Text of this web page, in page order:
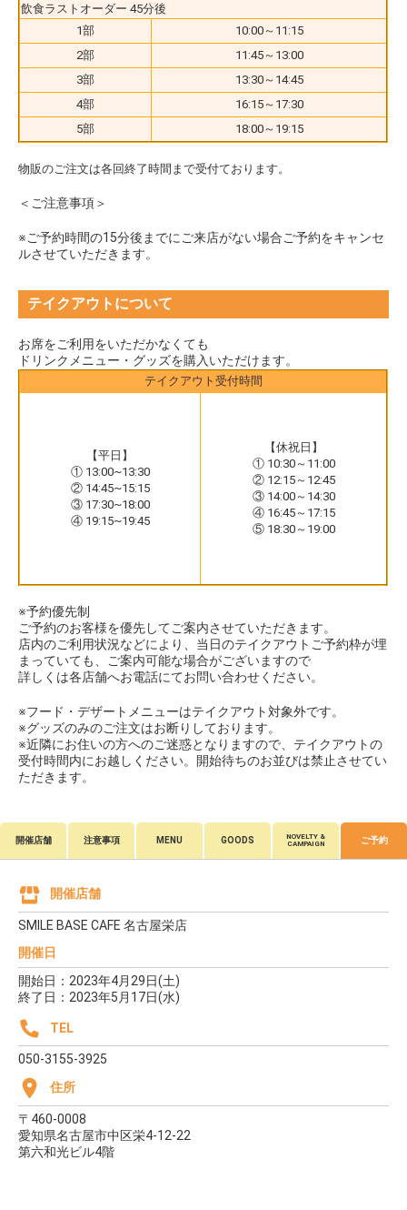
飲食ラストオーダー 45分後
1部
10:00～11:15
2部
11:45～13:00
3部
13:30～14:45
4部
16:15～17:30
5部
18:00～19:15
物販のご注文は各回終了時間まで受付ております。
＜ご注意事項＞
※ご予約時間の15分後までにご来店がない場合ご予約をキャンセ
ルさせていただきます。
テイクアウトについて
お席をご利用をいただかなくても
ドリンクメニュー・グッズを購入いただけます。
テイクアウト受付時間
【平日】
① 13:00~13:30
② 14:45~15:15
③ 17:30~18:00
④ 19:15~19:45
【休祝日】
① 10:30～11:00
② 12:15～12:45
③ 14:00～14:30
④ 16:45～17:15
⑤ 18:30～19:00
※予約優先制
ご予約のお客様を優先してご案内させていただきます。
店内のご利用状況などにより、当日のテイクアウトご予約枠が埋
まっていても、ご案内可能な場合がございますので
詳しくは各店舗へお電話にてお問い合わせください。
※フード・デザートメニューはテイクアウト対象外です。
※グッズのみのご注文はお断りしております。
※近隣にお住いの方へのご迷惑となりますので、テイクアウトの
受付時間内にお越しください。開始待ちのお並びは禁止させてい
ただきます。
開催店舗 注意事項 MENU GOODS
NOVELTY &
CAMPAIGN
ご予約
開催店舗
SMILE BASE CAFE 名古屋栄店
開催日
開始日：2023年4月29日(土)
終了日：2023年5月17日(水)
TEL
050-3155-3925
住所
〒460-0008
愛知県名古屋市中区栄4-12-22
第六和光ビル4階